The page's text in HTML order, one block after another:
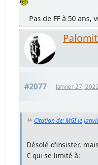
Pas de FF à 50 ans,
#2077 Janvier 27,
Citation de: MGI le
Désolé d'insister,
€ qui se limité à: